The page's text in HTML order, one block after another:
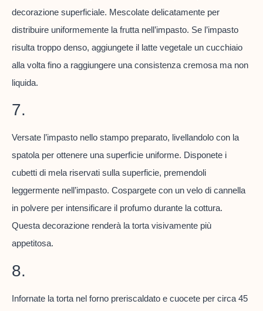
decorazione superficiale. Mescolate delicatamente per
distribuire uniformemente la frutta nell’impasto. Se l’impasto
risulta troppo denso, aggiungete il latte vegetale un cucchiaio
alla volta fino a raggiungere una consistenza cremosa ma non
liquida.
7.
Versate l’impasto nello stampo preparato, livellandolo con la
spatola per ottenere una superficie uniforme. Disponete i
cubetti di mela riservati sulla superficie, premendoli
leggermente nell’impasto. Cospargete con un velo di cannella
in polvere per intensificare il profumo durante la cottura.
Questa decorazione renderà la torta visivamente più
appetitosa.
8.
Infornate la torta nel forno preriscaldato e cuocete per circa 45